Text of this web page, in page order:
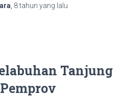
8 tahun yang lalu
Tanjung